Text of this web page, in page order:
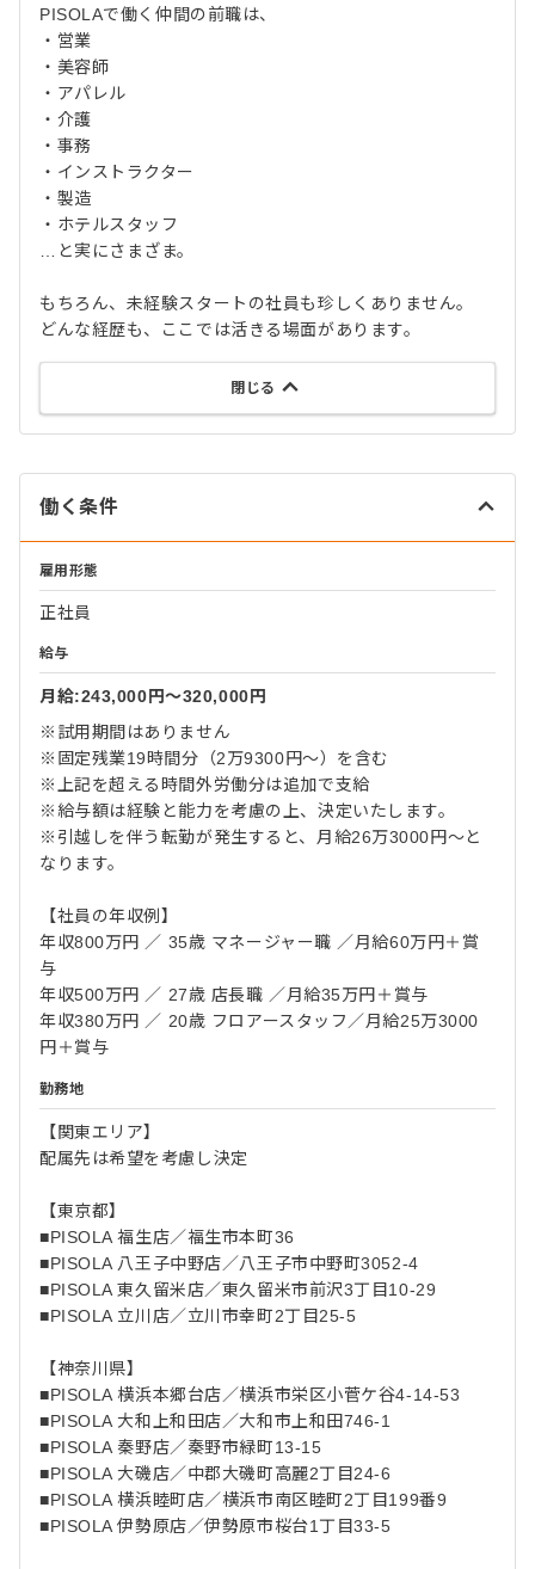
PISOLAで働く仲間の前職は、
・営業
・美容師
・アパレル
・介護
・事務
・インストラクター
・製造
・ホテルスタッフ
…と実にさまざま。
もちろん、未経験スタートの社員も珍しくありません。
どんな経歴も、ここでは活きる場面があります。
閉じる
働く条件
雇用形態
正社員
給与
月給:243,000円〜320,000円
※試用期間はありません
※固定残業19時間分（2万9300円～）を含む
※上記を超える時間外労働分は追加で支給
※給与額は経験と能力を考慮の上、決定いたします。
※引越しを伴う転勤が発生すると、月給26万3000円～と
なります。
【社員の年収例】
年収800万円 ／ 35歳 マネージャー職 ／月給60万円＋賞
与
年収500万円 ／ 27歳 店長職 ／月給35万円＋賞与
年収380万円 ／ 20歳 フロアースタッフ／月給25万3000
円＋賞与
勤務地
【関東エリア】
配属先は希望を考慮し決定
【東京都】
■PISOLA 福生店／福生市本町36
■PISOLA 八王子中野店／八王子市中野町3052-4
■PISOLA 東久留米店／東久留米市前沢3丁目10-29
■PISOLA 立川店／立川市幸町2丁目25-5
【神奈川県】
■PISOLA 横浜本郷台店／横浜市栄区小菅ケ谷4-14-53
■PISOLA 大和上和田店／大和市上和田746-1
■PISOLA 秦野店／秦野市緑町13-15
■PISOLA 大磯店／中郡大磯町高麗2丁目24-6
■PISOLA 横浜睦町店／横浜市南区睦町2丁目199番9
■PISOLA 伊勢原店／伊勢原市桜台1丁目33-5